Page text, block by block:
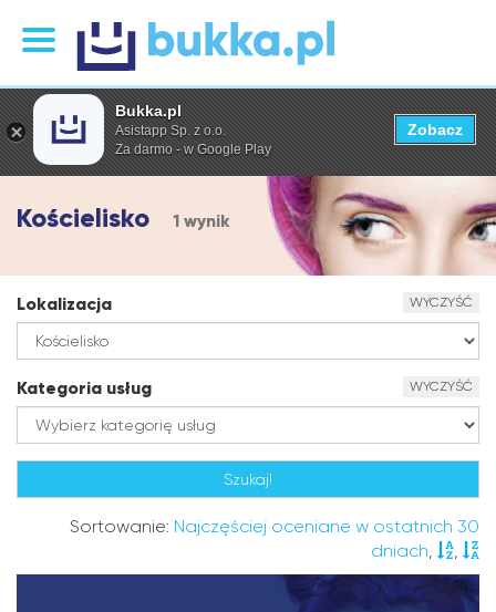
Kościelisko 1 wynik
Lokalizacja WYCZYŚĆ
Kategoria usług WYCZYŚĆ
Sortowanie: Najczęściej oceniane w ostatnich 30
dniach, ,
Bukka.pl
Asistapp Sp. z o.o.
Za darmo - w Google Play
Zobacz